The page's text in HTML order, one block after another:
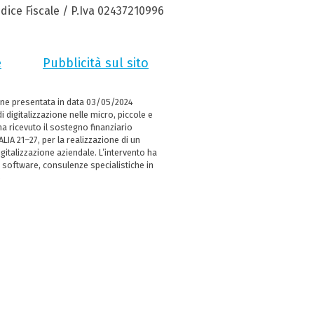
Fiscale / P.Iva 02437210996
Pubblicità sul sito
presentata in data 03/05/2024
digitalizzazione nelle micro, piccole e
ricevuto il sostegno finanziario
21–27, per la realizzazione di un
aziendale. L’intervento ha
consulenze specialistiche in